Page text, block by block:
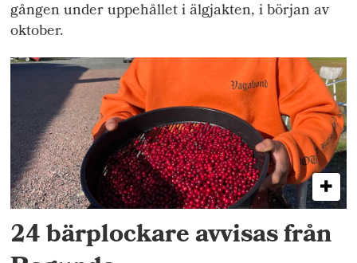
gången under uppehållet i älgjakten, i början av
oktober.
24 bärplockare avvisas från